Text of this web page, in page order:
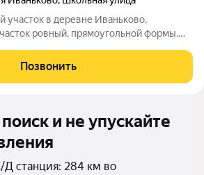
участок в деревне Иваньково,
ровный, прямоугольной формы.
вначале д. Иваньково в уютном месте.
личного
Позвонить
и не упускайте
Д станция: 284 км во